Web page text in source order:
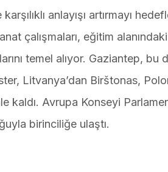
anlayışı artırmayı
çalışmaları, eğitim
temel alıyor. Gaziantep, bu
Litvanya’dan Birštonas,
kaldı. Avrupa Konseyi
birinciliğe ulaştı.